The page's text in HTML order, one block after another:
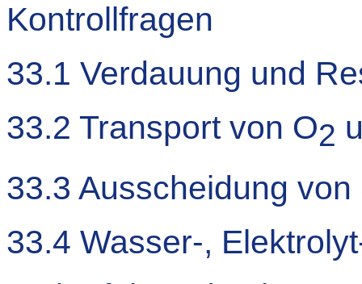
Kontrollfragen
33.1 Verdauung und
33.2 Transport von O2
33.3 Ausscheidung
33.4 Wasser-,